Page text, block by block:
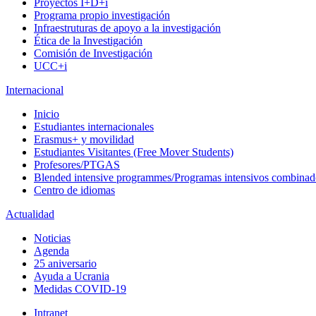
Proyectos I+D+i
Programa propio investigación
Infraestruturas de apoyo a la investigación
Ética de la Investigación
Comisión de Investigación
UCC+i
Internacional
Inicio
Estudiantes internacionales
Erasmus+ y movilidad
Estudiantes Visitantes (Free Mover Students)
Profesores/PTGAS
Blended intensive programmes/Programas intensivos
Centro de idiomas
Actualidad
Noticias
Agenda
25 aniversario
Ayuda a Ucrania
Medidas COVID-19
Intranet